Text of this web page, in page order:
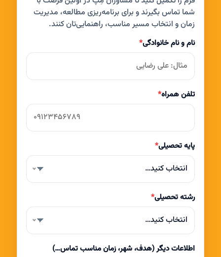
شما تماس بگیرند و برای برنامه‌ریزی مطالعه، مدیریت
زمان و انتخاب مسیر مناسب، راهنمایی‌تان کنند.
نام و نام خانوادگی*
تلفن همراه*
پایه تحصیلی*
انتخاب کنید…
رشته تحصیلی*
انتخاب کنید…
اطلاعات دیگر (هدف، شهر، زمان مناسب تماس…)